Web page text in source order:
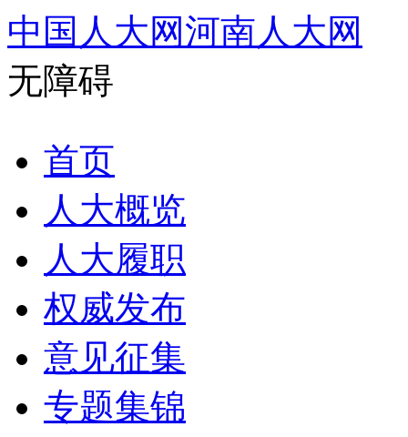
中国人大网河南人大网
无障碍
首页
人大概览
人大履职
权威发布
意见征集
专题集锦